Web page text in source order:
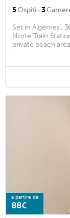
5Ospiti · 3
Set in Algemesí,
Norte Train
private beach
a partire da
88€